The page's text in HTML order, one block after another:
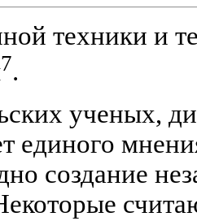
техники и
7.
ученых,
единого
создание